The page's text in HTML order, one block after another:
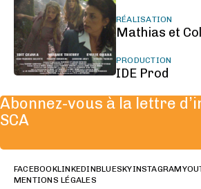
RÉALISATION
Mathias et
PRODUCTION
IDE Prod
Abonnez-vous à la lettre
SCA
FACEBOOKLINKEDINBLUESKYINSTAGRAM
MENTIONS LÉGALES